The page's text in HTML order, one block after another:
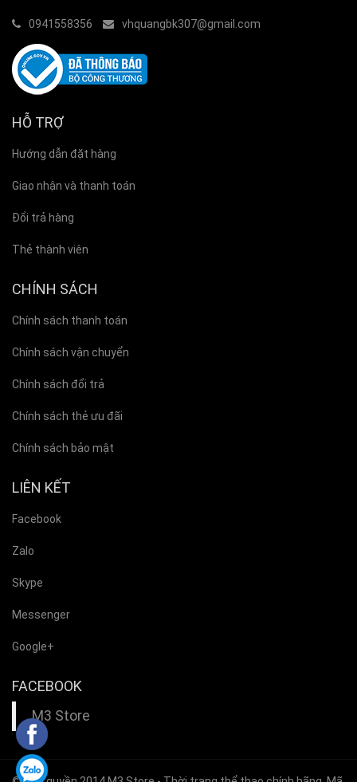
0941558356 vhquangbk307@gmail.com
HỖ TRỢ
Hướng dẫn đặt hàng
Giao nhận và thanh toán
Đổi trả hàng
Thẻ thành viên
CHÍNH SÁCH
Chính sách thanh toán
Chính sách vận chuyển
Chính sách đổi trả
Chính sách thẻ ưu đãi
Chính sách bảo mật
LIÊN KẾT
Facebook
Zalo
Skype
Messenger
Google+
FACEBOOK
M3 Store